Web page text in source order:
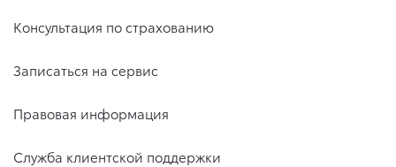
Консультация по страхованию
Записаться на сервис
Правовая информация
Служба клиентской поддержки